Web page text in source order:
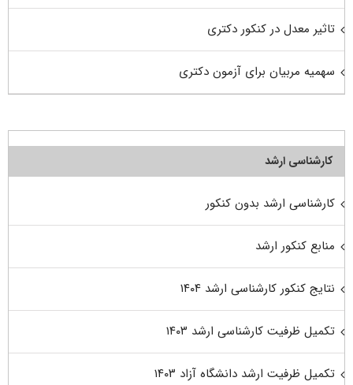
تاثیر معدل در کنکور دکتری
سهمیه مربیان برای آزمون دکتری
کارشناسی ارشد
کارشناسی ارشد بدون کنکور
منابع کنکور ارشد
نتایج کنکور کارشناسی ارشد ۱۴۰۴
تکمیل ظرفیت کارشناسی ارشد ۱۴۰۳
تکمیل ظرفیت ارشد دانشگاه آزاد ۱۴۰۳